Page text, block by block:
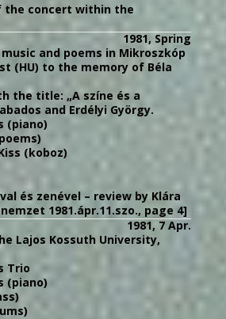
the concert within the
1981, Spring
and poems in Mikroszkóp
(HU) to the memory of Béla
the title: „A színe és a
and Erdélyi György.
(piano)
(koboz)
és zenével – review by Klára
1981.ápr.11.szo., page 4]
1981, 7 Apr.
Lajos Kossuth University,
Trio
(piano)